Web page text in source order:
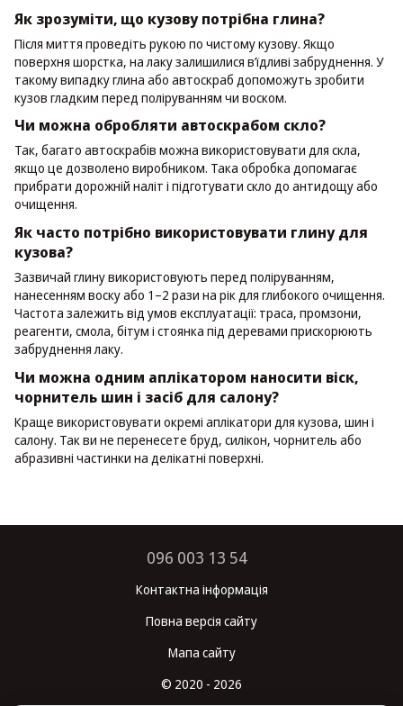
Як зрозуміти, що кузову потрібна глина?
Після миття проведіть рукою по чистому кузову. Якщо
поверхня шорстка, на лаку залишилися в’їдливі забруднення. У
такому випадку глина або автоскраб допоможуть зробити
кузов гладким перед поліруванням чи воском.
Чи можна обробляти автоскрабом скло?
Так, багато автоскрабів можна використовувати для скла,
якщо це дозволено виробником. Така обробка допомагає
прибрати дорожній наліт і підготувати скло до антидощу або
очищення.
Як часто потрібно використовувати глину для
кузова?
Зазвичай глину використовують перед поліруванням,
нанесенням воску або 1–2 рази на рік для глибокого очищення.
Частота залежить від умов експлуатації: траса, промзони,
реагенти, смола, бітум і стоянка під деревами прискорюють
забруднення лаку.
Чи можна одним аплікатором наносити віск,
чорнитель шин і засіб для салону?
Краще використовувати окремі аплікатори для кузова, шин і
салону. Так ви не перенесете бруд, силікон, чорнитель або
абразивні частинки на делікатні поверхні.
096 003 13 54
Контактна інформація
Повна версія сайту
Мапа сайту
© 2020 - 2026